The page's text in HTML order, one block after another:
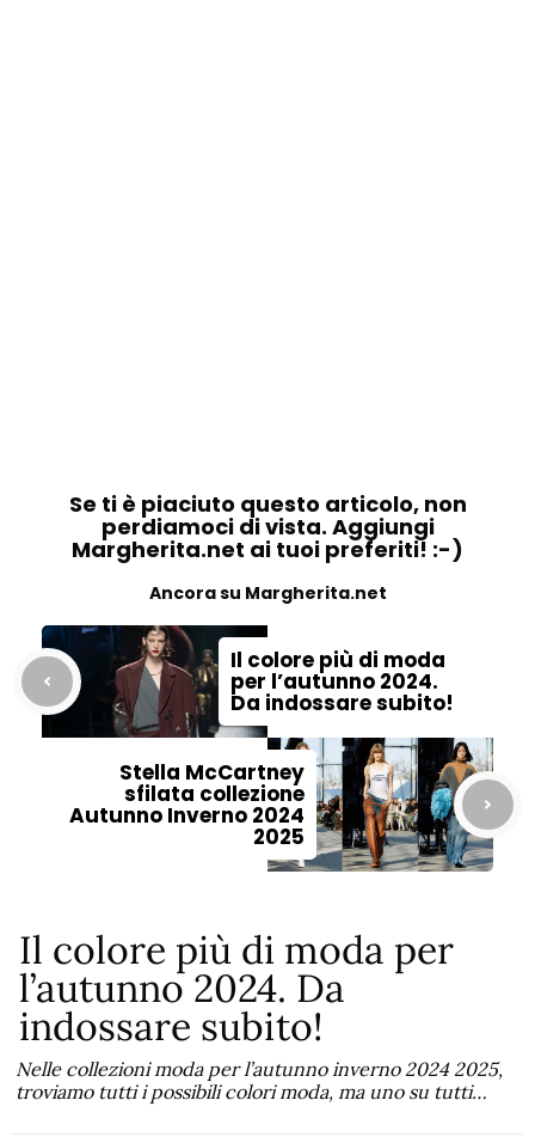
Se ti è piaciuto questo articolo, non
perdiamoci di vista. Aggiungi
Margherita.net ai tuoi preferiti! :-)
Ancora su Margherita.net
Il colore più di moda
per l’autunno 2024.
Da indossare subito!
Stella McCartney
sfilata collezione
Autunno Inverno 2024
2025
Il colore più di moda per
l’autunno 2024. Da
indossare subito!
Nelle collezioni moda per l’autunno inverno 2024 2025,
troviamo tutti i possibili colori moda, ma uno su tutti…